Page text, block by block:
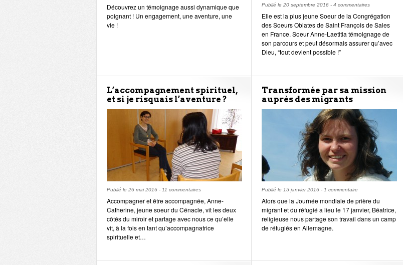
Découvrez un témoignage aussi dynamique que
poignant ! Un engagement, une aventure, une
vie !
Publié le 20 septembre 2016 - 4 commentaires
Elle est la plus jeune Soeur de la Congrégation
des Soeurs Oblates de Saint François de Sales
en France. Soeur Anne-Laetitia témoignage de
son parcours et peut désormais assurer qu’avec
Dieu, “tout devient possible !”
L’accompagnement spirituel,
et si je risquais l’aventure ?
Publié le 26 mai 2016 - 11 commentaires
Accompagner et être accompagnée, Anne-
Catherine, jeune soeur du Cénacle, vit les deux
côtés du miroir et partage avec nous ce qu’elle
vit, à la fois en tant qu’accompagnatrice
spirituelle et…
Transformée par sa mission
auprès des migrants
Publié le 15 janvier 2016 - 1 commentaire
Alors que la Journée mondiale de prière du
migrant et du réfugié a lieu le 17 janvier, Béatrice,
religieuse nous partage son travail dans un camp
de réfugiés en Allemagne.